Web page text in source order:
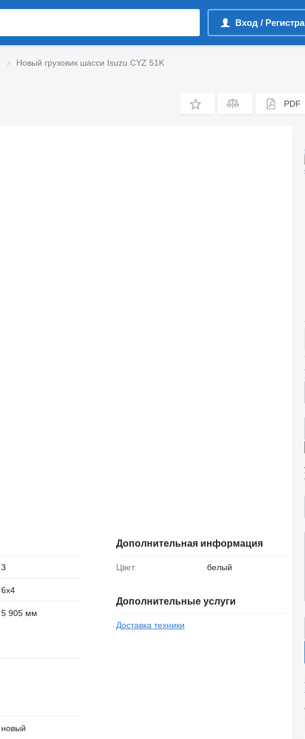
Вход /
Новый грузовик шасси Isuzu CYZ 51K
PDF
3
6x4
5 905 мм
новый
Дополнительная информация
Цвет: белый
Дополнительные услуги
Доставка техники